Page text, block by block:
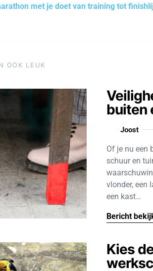
met je doet van training tot
OOK LEUK
buiten
Joost
Of je nu een
schuur en
vlonder, een
een kast…
Bericht
Kies